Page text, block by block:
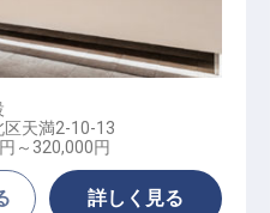
ケティング
区天満2-10-13
～ 320,000円
詳しく見る